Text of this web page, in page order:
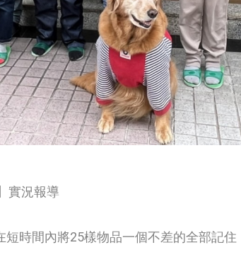
實況報導
短時間內將25樣物品一個不差的全部記住